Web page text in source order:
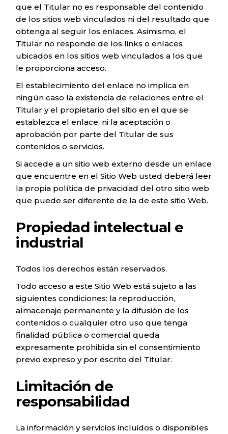
que el Titular no es responsable del contenido
de los sitios web vinculados ni del resultado que
obtenga al seguir los enlaces. Asimismo, el
Titular no responde de los links o enlaces
ubicados en los sitios web vinculados a los que
le proporciona acceso.
El establecimiento del enlace no implica en
ningún caso la existencia de relaciones entre el
Titular y el propietario del sitio en el que se
establezca el enlace, ni la aceptación o
aprobación por parte del Titular de sus
contenidos o servicios.
Si accede a un sitio web externo desde un enlace
que encuentre en el Sitio Web usted deberá leer
la propia política de privacidad del otro sitio web
que puede ser diferente de la de este sitio Web.
Propiedad intelectual e
industrial
Todos los derechos están reservados.
Todo acceso a este Sitio Web está sujeto a las
siguientes condiciones: la reproducción,
almacenaje permanente y la difusión de los
contenidos o cualquier otro uso que tenga
finalidad pública o comercial queda
expresamente prohibida sin el consentimiento
previo expreso y por escrito del Titular.
Limitación de
responsabilidad
La información y servicios incluidos o disponibles